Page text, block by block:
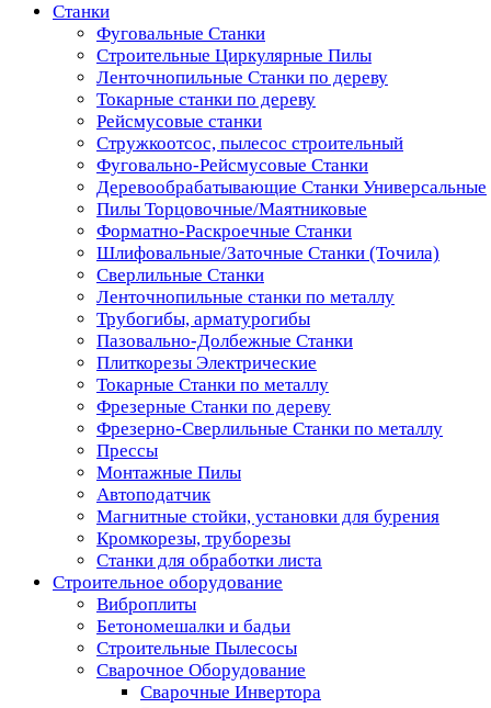
Станки
Фуговальные Станки
Строительные Циркулярные Пилы
Ленточнопильные Станки по дереву
Токарные станки по дереву
Рейсмусовые станки
Стружкоотсос, пылесос строительный
Фуговально-Рейсмусовые Станки
Деревообрабатывающие Станки Универсальные
Пилы Торцовочные/Маятниковые
Форматно-Раскроечные Станки
Шлифовальные/Заточные Станки (Точила)
Сверлильные Станки
Ленточнопильные станки по металлу
Трубогибы, арматурогибы
Пазовально-Долбежные Станки
Плиткорезы Электрические
Токарные Станки по металлу
Фрезерные Станки по дереву
Фрезерно-Сверлильные Станки по металлу
Прессы
Монтажные Пилы
Автоподатчик
Магнитные стойки, установки для бурения
Кромкорезы, труборезы
Станки для обработки листа
Строительное оборудование
Виброплиты
Бетономешалки и бадьи
Строительные Пылесосы
Сварочное Оборудование
Сварочные Инвертора